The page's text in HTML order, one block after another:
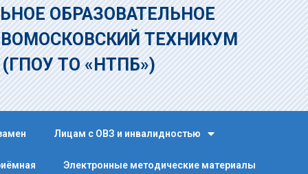
ОБРАЗОВАТЕЛЬНОЕ
ТЕХНИКУМ
(ГПОУ ТО «НТПБ»)
Лицам с ОВЗ и инвалидностью
Электронные методические материалы